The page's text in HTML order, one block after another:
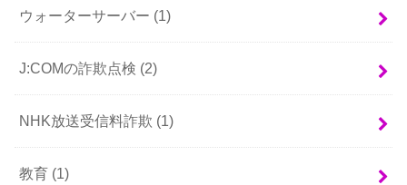
ウォーターサーバー (1)
J:COMの詐欺点検 (2)
NHK放送受信料詐欺 (1)
教育 (1)